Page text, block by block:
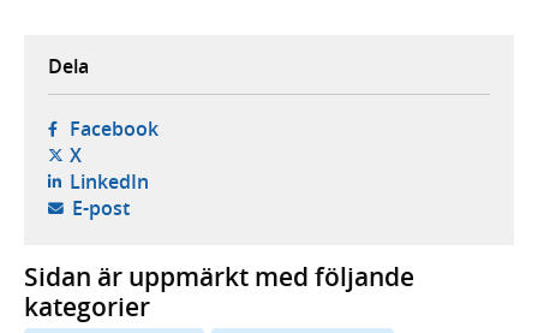
Dela
Facebook- öppnas i ny flik, extern webbplats,
X- öppnas i ny flik, extern webbplats,
LinkedIn- öppnas i ny flik, extern webbplats,
E-post- öppnar din e-postklient,
Sidan är uppmärkt med följande
kategorier